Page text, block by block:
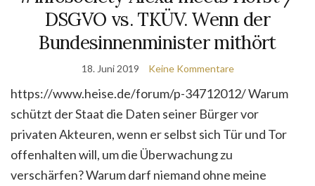
DSGVO vs. TKÜV. Wenn der
Bundesinnenminister mithört
18. Juni 2019 Keine Kommentare
https://www.heise.de/forum/p-34712012/ Warum
schützt der Staat die Daten seiner Bürger vor
privaten Akteuren, wenn er selbst sich Tür und Tor
offenhalten will, um die Überwachung zu
verschärfen? Warum darf niemand ohne meine